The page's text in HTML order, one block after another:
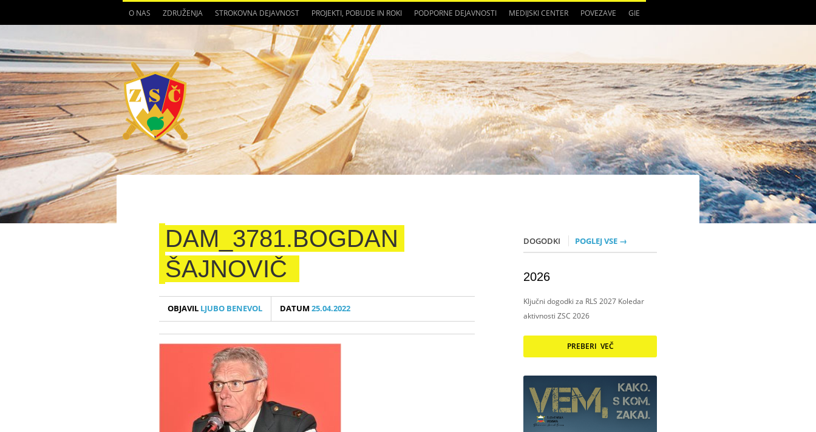
O NAS ZDRUŽENJA STROKOVNA DEJAVNOST PROJEKTI, POBUDE IN ROKI PODPORNE DEJAVNOSTI MEDIJSKI CENTER POVEZAVE GIE
DAM_3781.BOGDAN
ŠAJNOVIČ
OBJAVIL LJUBO BENEVOL DATUM25.04.2022
DOGODKI POGLEJ VSE →
2026
Ključni dogodki za RLS 2027 Koledar
aktivnosti ZSC 2026
PREBERI VEČ